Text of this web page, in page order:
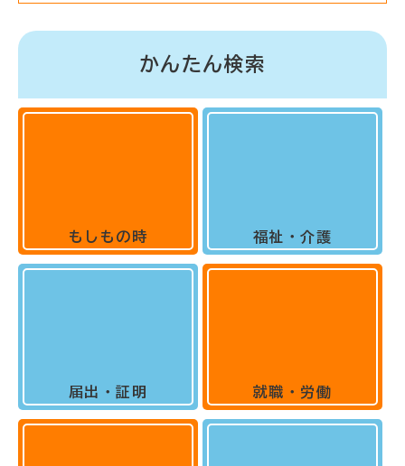
かんたん検索
もしもの時
届出・証明
福祉・介護
就職・労働